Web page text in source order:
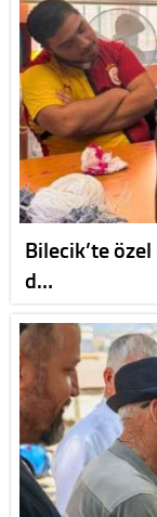
Bilecik’te
d…